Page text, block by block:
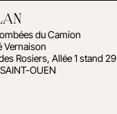
du Camion
Vernaison
Rosiers, Allée 1 stand 29
OUEN